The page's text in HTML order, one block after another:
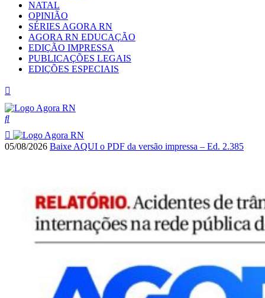
NATAL
OPINIÃO
SÉRIES AGORA RN
AGORA RN EDUCAÇÃO
EDIÇÃO IMPRESSA
PUBLICAÇÕES LEGAIS
EDIÇÕES ESPECIAIS
05/08/2026 Baixe AQUI o PDF da versão impressa – Ed. 2.385